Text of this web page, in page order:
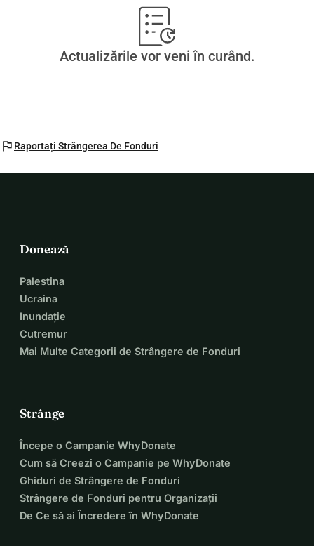
Actualizările vor veni în curând.
flag Raportați Strângerea De Fonduri
Donează
Palestina
Ucraina
Inundație
Cutremur
Mai Multe Categorii de Strângere de Fonduri
Strânge
Începe o Campanie WhyDonate
Cum să Creezi o Campanie pe WhyDonate
Ghiduri de Strângere de Fonduri
Strângere de Fonduri pentru Organizații
De Ce să ai Încredere în WhyDonate